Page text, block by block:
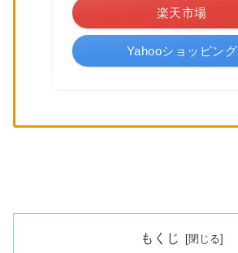
楽天市場
Yahooショッピング
もくじ